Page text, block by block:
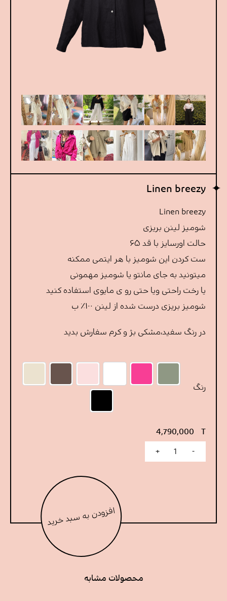
Linen breezy
Linen breezy
شومیز لینن بریزی
حالت اورسایز با قد ۶۵
ست کردن این شومیز با هر ایتمی ممکنه
میتونید به جای مانتو یا شومیز مهمونی
یا رخت راحتی ویا حتی رو ی مایوی استفاده کنید
شومیز بریزی درست شده از لینن ۱۰۰٪ ب
در رنگ‌ سفید،مشکی بژ و کرم سفارش بدید
رنگ
4,790,000 T
-
+
افزودن به سبد خرید
محصولات مشابه